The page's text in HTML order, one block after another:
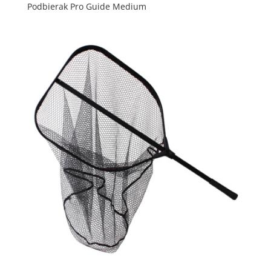
Podbierak Pro Guide Medium